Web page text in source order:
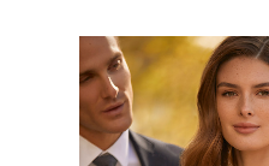
TANITE